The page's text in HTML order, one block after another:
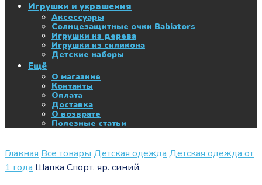
Игрушки и украшения
Аксессуары
Солнцезащитные очки Babiators
Игрушки из дерева
Игрушки из силикона
Детские наборы
Ещё
О магазине
Контакты
Оплата
Доставка
О возврате
Полезные статьи
Главная Все товары Детская одежда Детская одежда от
1 года Шапка Спорт. яр. синий.